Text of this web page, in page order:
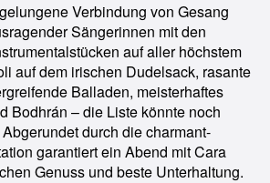
Verbindung von Gesang
Sängerinnen mit den
auf aller höchstem
auf dem irischen Dudelsack, rasante
Balladen, meisterhaftes
Bodhrán – die Liste könnte noch
durch die charmant-
garantiert ein Abend mit Cara
Genuss und beste Unterhaltung.